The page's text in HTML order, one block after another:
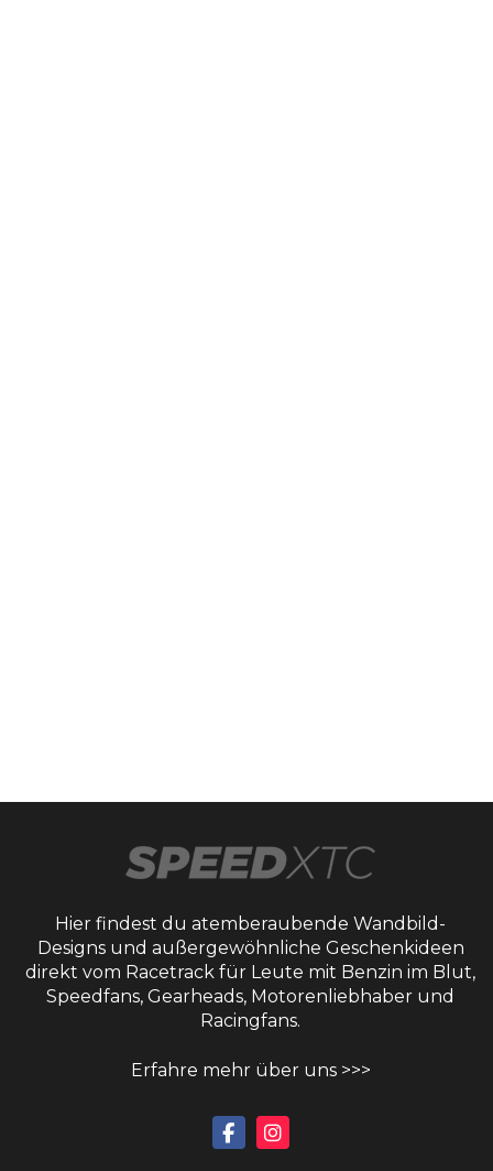
Hier findest du atemberaubende Wandbild-
Designs und außergewöhnliche Geschenkideen
direkt vom Racetrack für Leute mit Benzin im Blut,
Speedfans, Gearheads, Motorenliebhaber und
Racingfans.
Erfahre mehr über uns >>>